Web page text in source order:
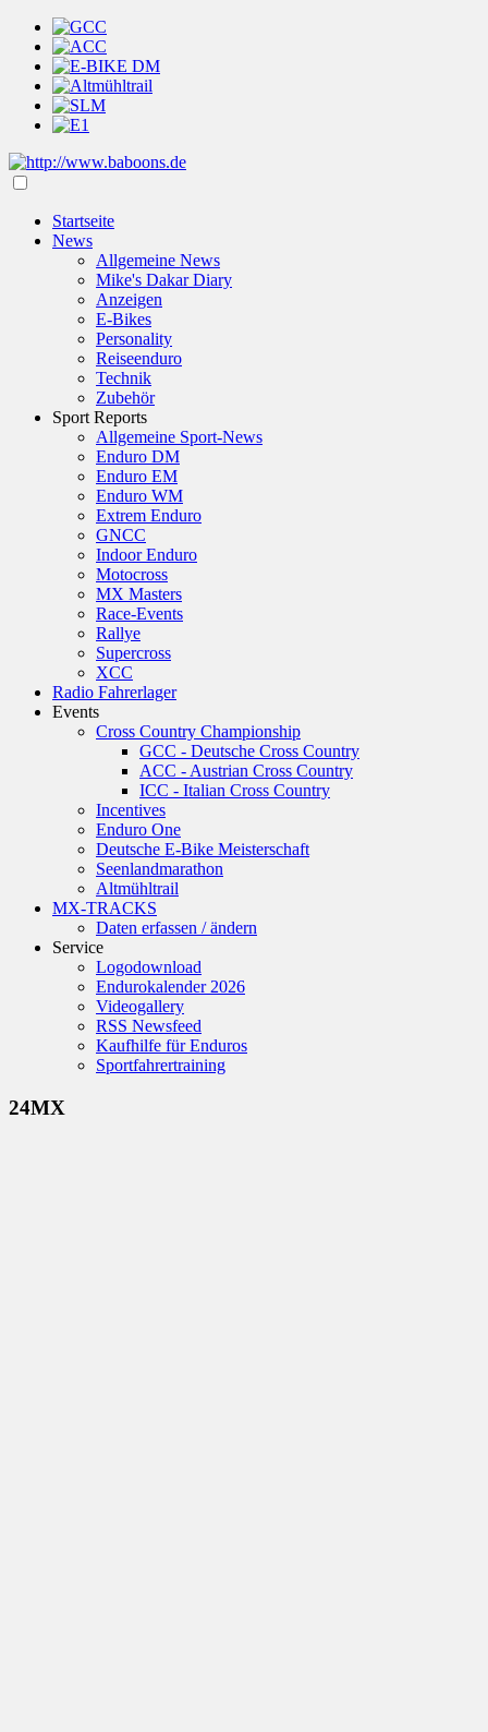
Startseite
News
Allgemeine News
Mike's Dakar Diary
Anzeigen
E-Bikes
Personality
Reiseenduro
Technik
Zubehör
Sport Reports
Allgemeine Sport-News
Enduro DM
Enduro EM
Enduro WM
Extrem Enduro
GNCC
Indoor Enduro
Motocross
MX Masters
Race-Events
Rallye
Supercross
XCC
Radio Fahrerlager
Events
Cross Country Championship
GCC - Deutsche Cross Country
ACC - Austrian Cross Country
ICC - Italian Cross Country
Incentives
Enduro One
Deutsche E-Bike Meisterschaft
Seenlandmarathon
Altmühltrail
MX-TRACKS
Daten erfassen / ändern
Service
Logodownload
Endurokalender 2026
Videogallery
RSS Newsfeed
Kaufhilfe für Enduros
Sportfahrertraining
24MX